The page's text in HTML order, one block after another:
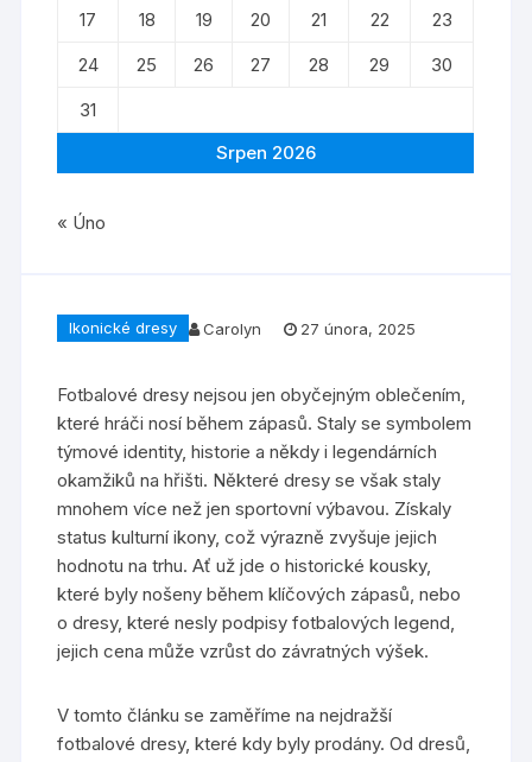
Ikonické dresy Carolyn 27 února, 2025
Fotbalové dresy nejsou jen obyčejným oblečením,
které hráči nosí během zápasů. Staly se symbolem
týmové identity, historie a někdy i legendárních
okamžiků na hřišti. Některé dresy se však staly
mnohem více než jen sportovní výbavou. Získaly
status kulturní ikony, což výrazně zvyšuje jejich
hodnotu na trhu. Ať už jde o historické kousky,
které byly nošeny během klíčových zápasů, nebo
o dresy, které nesly podpisy fotbalových legend,
jejich cena může vzrůst do závratných výšek.
V tomto článku se zaměříme na nejdražší
fotbalové dresy, které kdy byly prodány. Od dresů,
Srpen 2026
17
18 19 20 21 22
23
24
25 26 27 28 29
30
31
« Úno